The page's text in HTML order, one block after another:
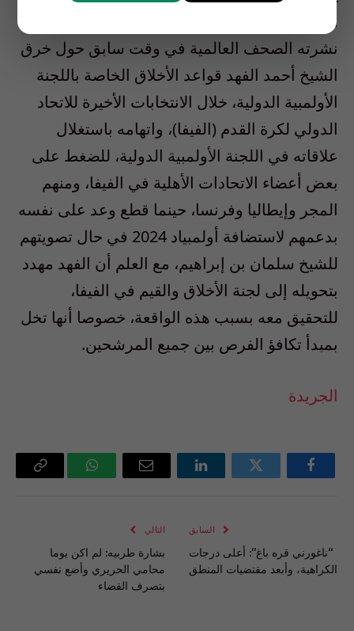
المروجون لإشاعة المليون دولار تجاهلوا تماماً ما
نشرته الصحف العالمية في وقت سابق حول خرق
الشيخ أحمد الفهد قواعد الأخلاق الخاصة باللجنة
الأولمبية الدولية، خلال الانتخابات الأخيرة للاتحاد
الدولي لكرة القدم (الفيفا)، واتهامه باستغلال
علاقاته في اللجنة الأولمبية الدولية، للضغط على
بعض أعضاء الاتحادات الأهلية في الفيفا، ومنهم
المجر وإيطاليا وفرنسا، حينما قطع وعد على نفسه
بدعمهم لاستضافة أولمبياد 2024 في حال تصويتهم
للشيخ سلمان بن إبراهيم، مع العلم أن الفهد مهدد
بتحويله إلى لجنة الأخلاق والقيم في الفيفا،
للتحقيق معه بسبب هذه الواقعة، خصوصا أنها تخل
بمبدأ تكافؤ الفرص بين جميع المرشحين.
الجريدة
فيسبوك تويتر لينكدإن
البريد
واتساب Copy
السابق
“ناغورني قره باغ”: أعلى درجات
الكراهية، وأبعد مقتضيات المنطق
التالي
بشارة طربيه: لم اكن يوما
محامي الحريري وأضع نفسي
بتصرف القضاء